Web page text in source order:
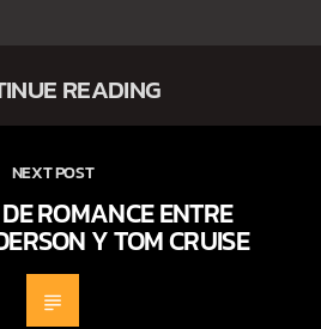
READING
NEXT POST
ROMANCE ENTRE
Y TOM CRUISE